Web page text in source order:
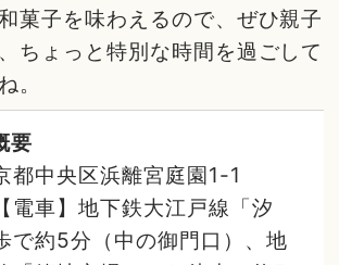
菓子を味わえるので、ぜひ親子
ちょっと特別な時間を過ごして
。
要
都中央区浜離宮庭園1-1
【電車】地下鉄大江戸線「汐
で約5分（中の御門口）、地